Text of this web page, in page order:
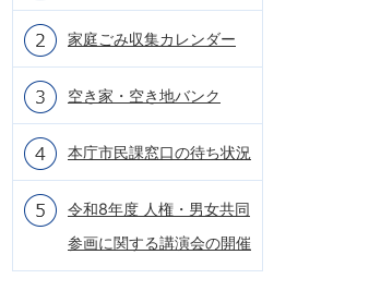
家庭ごみ収集カレンダー
空き家・空き地バンク
本庁市民課窓口の待ち状況
令和8年度 人権・男女共同
参画に関する講演会の開催